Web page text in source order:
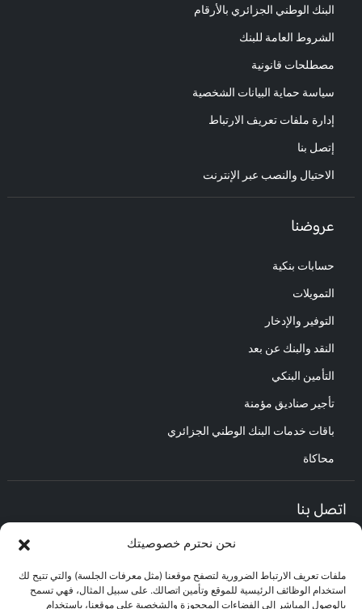
نحن نحترم خصوصيتك
ملفات تعريف الارتباط الضرورية لتصفح موقعنا (مثل معرفات الجلسة) والتي تتيح لك
استخدام الوظائف الرئيسية للموقع وتأمين اتصالك. على سبيل المثال، فهي تسمح
بالوصول المباشر إلى الفضاءات المحجوزة والشخصية على موقعنا، باستخدام
البنك الوطني الجزائري بالأرقام
الشروط العامة للبنك
مصطلحات قانونية
سياسة حماية البيانات الشخصية
إدارة ملفات تعريف الارتباط
إتصل بنا
الاحتيال والنصب عبر الإنترنت
عروضنا
حسابات بنكية
التمويلات
التوفير والإدخار
النقد والبنك عن بعد
التأمين البنكي
تأجير صناديق مؤمنة
باقات خدمات البنك الوطني الجزائري
محاكاة
اتصل بنا
مركز العلاقات مع الزبائن :
البريد الإلكتروني : CEC@bna.dz